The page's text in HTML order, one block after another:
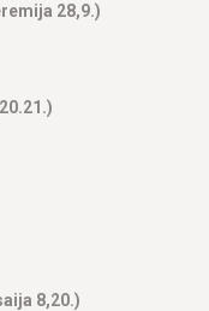
28,9.)
8,20.)